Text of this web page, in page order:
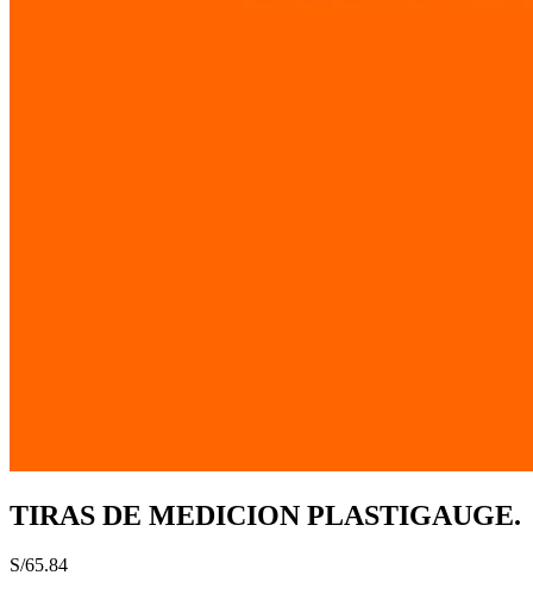
TIRAS DE MEDICION PLASTIGAUGE.
S/65.84